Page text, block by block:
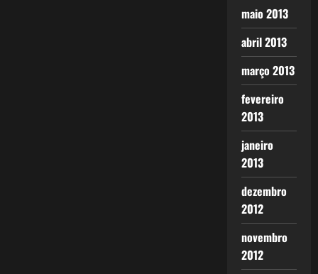
maio 2013
abril 2013
março 2013
fevereiro
2013
janeiro
2013
dezembro
2012
novembro
2012